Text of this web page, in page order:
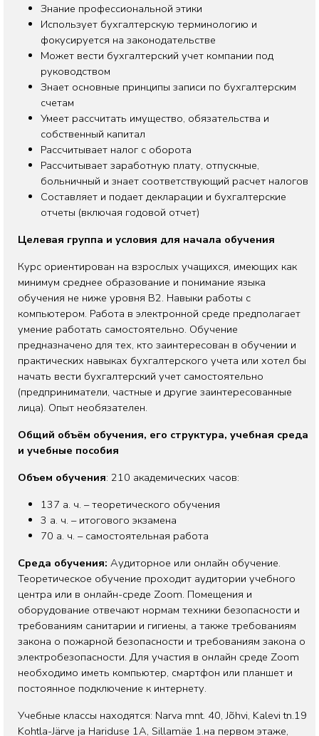
Знание профессиональной этики
Использует бухгалтерскую терминологию и
фокусируется на законодательстве
Может вести бухгалтерский учет компании под
руководством
Знает основные принципы записи по бухгалтерским
счетам
Умеет рассчитать имущество, обязательства и
собственный капитал
Рассчитывает налог с оборота
Рассчитывает заработную плату, отпускные,
больничный и знает соответствующий расчет налогов
Составляет и подает декларации и бухгалтерские
отчеты (включая годовой отчет)
Целевая группа и условия для начала обучения
Курс ориентирован на взрослых учащихся, имеющих как
минимум среднее образование и понимание языка
обучения не ниже уровня B2. Навыки работы с
компьютером. Работа в электронной среде предполагает
умение работать самостоятельно. Обучение
предназначено для тех, кто заинтересован в обучении и
практических навыках бухгалтерского учета или хотел бы
начать вести бухгалтерский учет самостоятельно
(предприниматели, частные и другие заинтересованные
лица). Опыт необязателен.
Общий объём обучения, его структура, учебная среда
и учебные пособия
Объем обучения: 210 академических часов:
137 а. ч. – теоретического обучения
3 а. ч. – итогового экзамена
70 а. ч. – самостоятельная работа
Среда обучения: Аудиторное или онлайн обучение.
Теоретическое обучение проходит аудитории учебного
центра или в онлайн-среде Zoom. Помещения и
оборудование отвечают нормам техники безопасности и
требованиям санитарии и гигиены, а также требованиям
закона о пожарной безопасности и требованиям закона о
электробезопасности. Для участия в онлайн среде Zoom
необходимо иметь компьютер, смартфон или планшет и
постоянное подключение к интернету.
Учебные классы находятся: Narva mnt. 40, Jõhvi, Kalevi tn.19
Kohtla-Järve ja Hariduse 1A, Sillamäe 1.на первом этаже,